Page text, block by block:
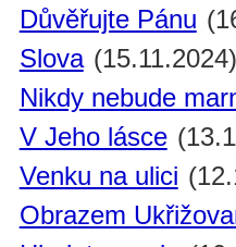
Důvěřujte Pánu
Slova (15.11.2024)
Nikdy nebude
V Jeho lásce
Venku na ulici
Obrazem